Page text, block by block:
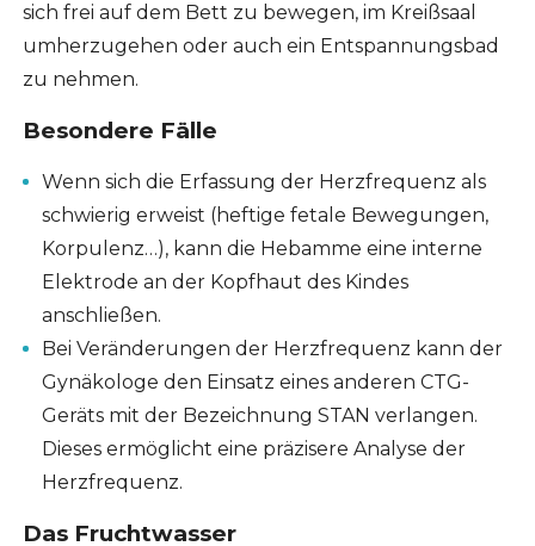
sich frei auf dem Bett zu bewegen, im Kreißsaal
umherzugehen oder auch ein Entspannungsbad
zu nehmen.
Besondere Fälle
Wenn sich die Erfassung der Herzfrequenz als
schwierig erweist (heftige fetale Bewegungen,
Korpulenz…), kann die Hebamme eine interne
Elektrode an der Kopfhaut des Kindes
anschließen.
Bei Veränderungen der Herzfrequenz kann der
Gynäkologe den Einsatz eines anderen CTG-
Geräts mit der Bezeichnung STAN verlangen.
Dieses ermöglicht eine präzisere Analyse der
Herzfrequenz.
Das Fruchtwasser